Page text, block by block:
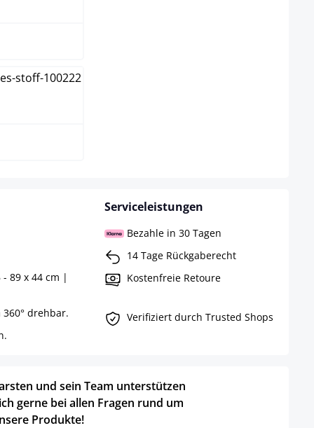
- 89 x 44 cm |
drehbar.
Serviceleistungen
Bezahle in 30 Tagen
14 Tage Rückgaberecht
Kostenfreie Retoure
Verifiziert durch Trusted Shops
und sein Team unterstützen
gerne bei allen Fragen rund um
Produkte!